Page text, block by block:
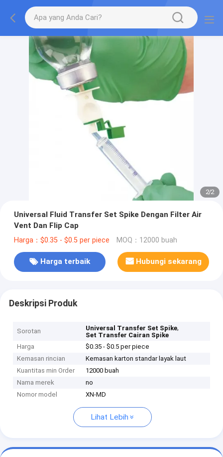
2/2
Universal Fluid Transfer Set Spike Dengan Filter Air
Vent Dan Flip Cap
Harga：$0.35 - $0.5 per piece MOQ：12000 buah
Harga terbaik Hubungi sekarang
Deskripsi Produk
Sorotan Universal Transfer Set Spike,
Set Transfer Cairan Spike
Harga
$0.35 - $0.5 per piece
Kemasan rincian
Kemasan karton standar layak laut
Kuantitas min Order
12000 buah
Nama merek
no
Nomor model
XN-MD
Lihat Lebih